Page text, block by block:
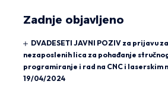
Zadnje objavljeno
DVADESETI JAVNI POZIV za prijavu
nezaposlenih lica za pohađanje
programiranje i rad na CNC i laserskim
19/04/2024